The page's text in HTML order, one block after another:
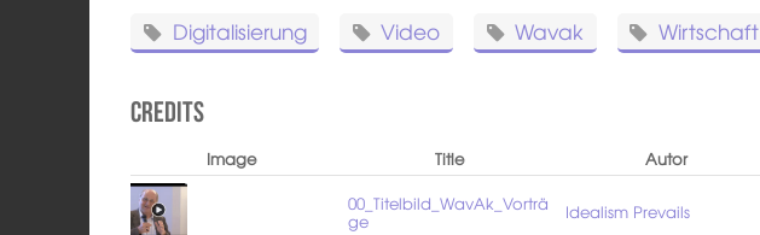
Digitalisierung Video Wavak Wirtschaft
Credits
Image Title Autor
00_Titelbild_WavAk_Vorträ
ge Idealism Prevails